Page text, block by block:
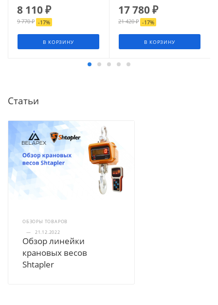
8 110₽
9 770₽ -17%
В КОРЗИНУ
17 780₽
21 420₽ -17%
В КОРЗИНУ
Статьи
ОБЗОРЫ ТОВАРОВ
—
21.12.2022
Обзор линейки
крановых весов
Shtapler